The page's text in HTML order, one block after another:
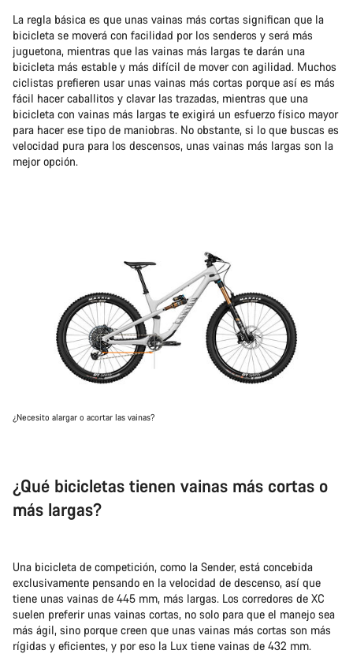
La regla básica es que unas vainas más cortas significan que la
bicicleta se moverá con facilidad por los senderos y será más
juguetona, mientras que las vainas más largas te darán una
bicicleta más estable y más difícil de mover con agilidad. Muchos
ciclistas prefieren usar unas vainas más cortas porque así es más
fácil hacer caballitos y clavar las trazadas, mientras que una
bicicleta con vainas más largas te exigirá un esfuerzo físico mayor
para hacer ese tipo de maniobras. No obstante, si lo que buscas es
velocidad pura para los descensos, unas vainas más largas son la
mejor opción.
¿Necesito alargar o acortar las vainas?
¿Qué bicicletas tienen vainas más cortas o
más largas?
Una bicicleta de competición, como la Sender, está concebida
exclusivamente pensando en la velocidad de descenso, así que
tiene unas vainas de 445 mm, más largas. Los corredores de XC
suelen preferir unas vainas cortas, no solo para que el manejo sea
más ágil, sino porque creen que unas vainas más cortas son más
rígidas y eficientes, y por eso la Lux tiene vainas de 432 mm.